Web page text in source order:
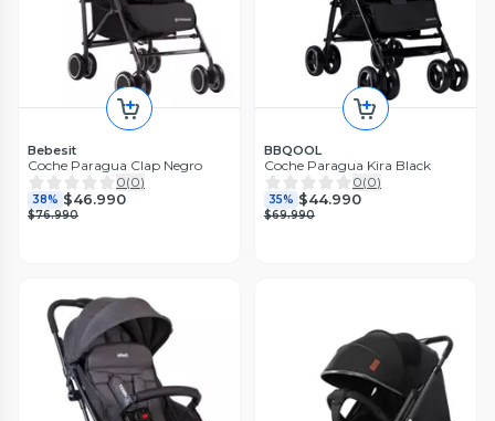
Bebesit
Coche Paragua Clap Negro
0(0)
38% $46.990
$76.990
BBQOOL
Coche Paragua Kira Black
0(0)
35% $44.990
$69.990